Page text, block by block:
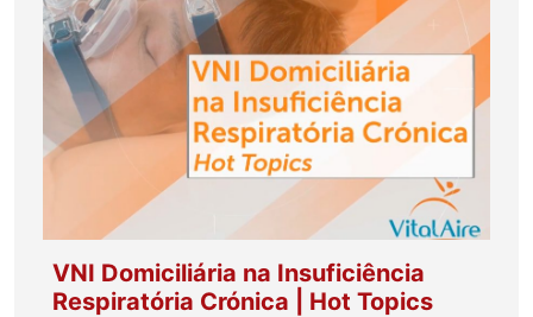
VNI Domiciliária na Insuficiência
Respiratória Crónica | Hot Topics